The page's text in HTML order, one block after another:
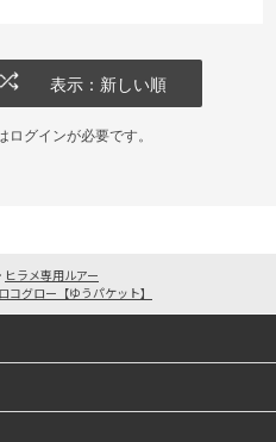
表示：新しい順
ログインが必要です。
ヒラメ専用ルアー
コグロー【ゆうパケット】